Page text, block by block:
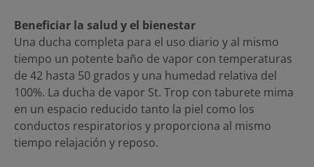
Beneficiar la salud y el bienestar
Una ducha completa para el uso diario y al mismo
tiempo un potente baño de vapor con temperaturas
de 42 hasta 50 grados y una humedad relativa del
100%. La ducha de vapor St. Trop con taburete mima
en un espacio reducido tanto la piel como los
conductos respiratorios y proporciona al mismo
tiempo relajación y reposo.